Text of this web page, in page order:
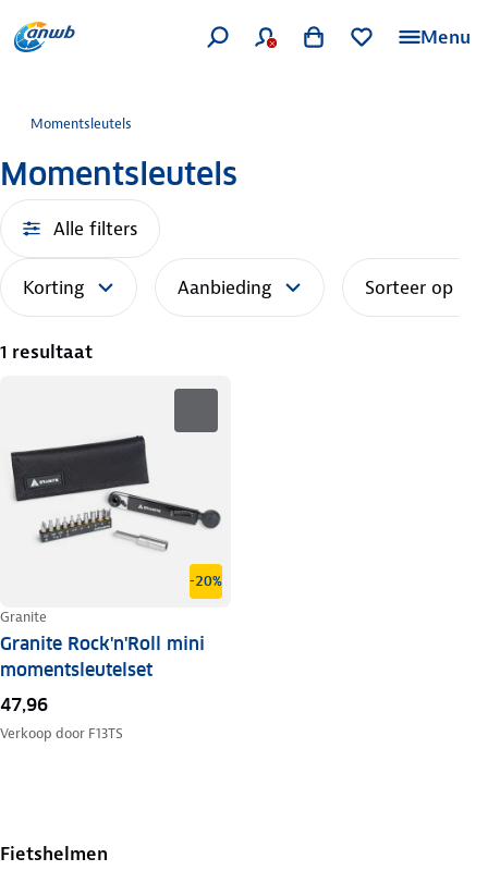
Menu
Momentsleutels
Momentsleutels
Alle filters
Korting Aanbieding Sorteer op
1 resultaat
-20%
Granite
Granite Rock'n'Roll mini
momentsleutelset
47,96
Verkoop door F13TS
Fietshelmen